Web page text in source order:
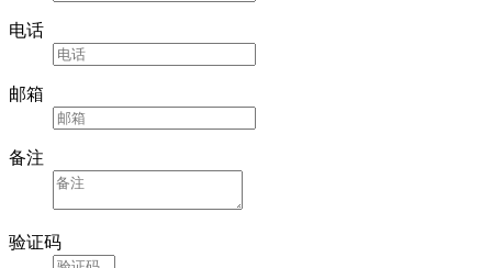
电话
邮箱
备注
验证码